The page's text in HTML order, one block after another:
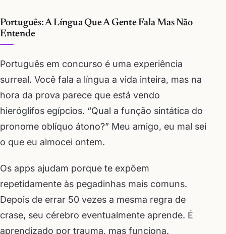
Português: A Língua Que A Gente Fala Mas Não
Entende
Português em concurso é uma experiência
surreal. Você fala a língua a vida inteira, mas na
hora da prova parece que está vendo
hieróglifos egípcios. “Qual a função sintática do
pronome oblíquo átono?” Meu amigo, eu mal sei
o que eu almocei ontem.
Os apps ajudam porque te expõem
repetidamente às pegadinhas mais comuns.
Depois de errar 50 vezes a mesma regra de
crase, seu cérebro eventualmente aprende. É
aprendizado por trauma, mas funciona.